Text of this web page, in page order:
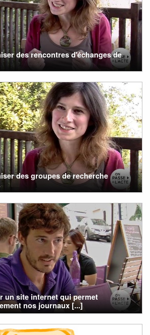
des rencontres d'échanges de
des groupes de recherche
un site internet qui permet
nos journaux [...]